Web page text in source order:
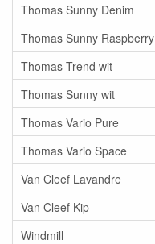
Thomas Sunny Denim
Thomas Sunny Raspberry
Thomas Trend wit
Thomas Sunny wit
Thomas Vario Pure
Thomas Vario Space
Van Cleef Lavandre
Van Cleef Kip
Windmill